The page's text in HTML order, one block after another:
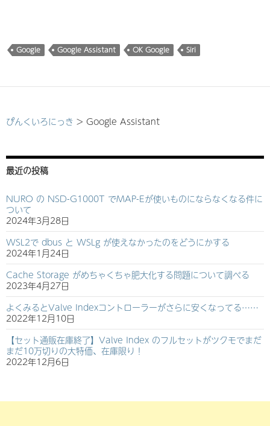
Google Google Assistant OK Google Siri
ぴんくいろにっき > Google Assistant
最近の投稿
NURO の NSD-G1000T でMAP-Eが使いものにならなくなる件に
ついて
2024年3月28日
WSL2で dbus と WSLg が使えなかったのをどうにかする
2024年1月24日
Cache Storage がめちゃくちゃ肥大化する問題について調べる
2023年4月27日
よくみるとValve Indexコントローラーがさらに安くなってる……
2022年12月10日
【セット通販在庫終了】Valve Index のフルセットがツクモでまだ
まだ10万切りの大特価、在庫限り！
2022年12月6日